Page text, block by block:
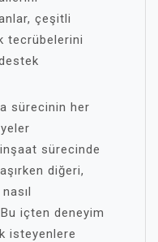
çeşitli
tecrübelerini
sürecinin her
inşaat sürecinde
diğeri,
içten deneyim
isteyenlere